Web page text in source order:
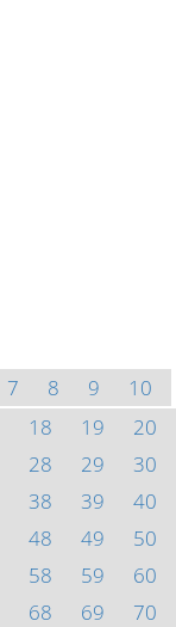
7 8 9
10
18 19
20
28 29
30
38 39
40
48 49
50
58 59
60
68 69
70